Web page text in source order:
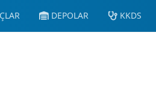
DEPOLAR KKDS